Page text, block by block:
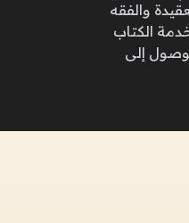
والفقه
الكتاب
إلى